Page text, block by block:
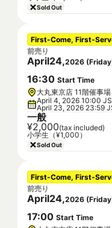
Sold Out
First-Come, First-
前売り
April24,2026 (Friday
16:30 Start Time
大丸東京店 11階催事場
April 4, 2026 10:00
April 23, 2026 23:59
一般
¥2,000(tax included)
小学生（¥1,000）
Sold Out
First-Come, First-
前売り
April24,2026 (Friday
17:00 Start Time